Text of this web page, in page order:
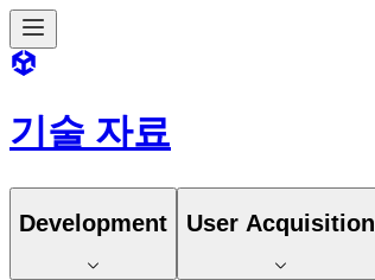
기술 자료
Development User Acquisition